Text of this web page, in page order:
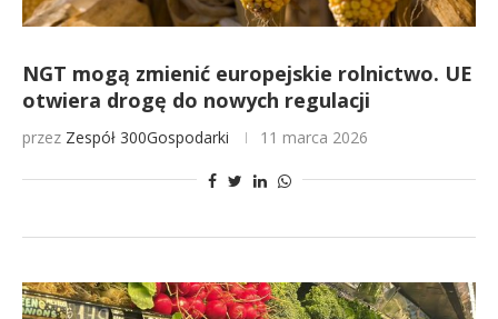
NGT mogą zmienić europejskie rolnictwo. UE
otwiera drogę do nowych regulacji
przez Zespół 300Gospodarki 11 marca 2026